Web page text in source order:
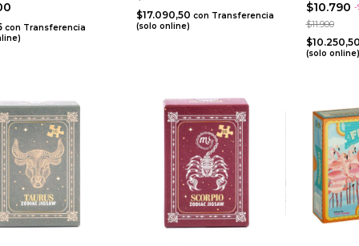
con Transferencia
$17.090,50con Transferencia
(solo online)
$10.790 -
$11.900
(solo online)